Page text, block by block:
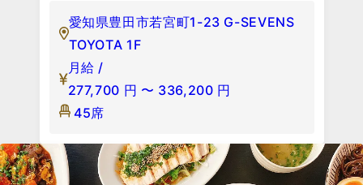
愛知県豊田市若宮町1-23 G-SEVENS
TOYOTA 1F
月給 /
277,700 円 〜 336,200 円
45席